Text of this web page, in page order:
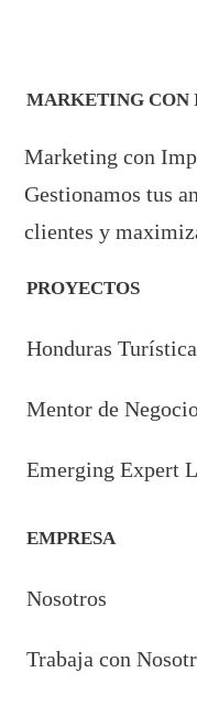
MARKETING CON
Marketing con
Gestionamos tus
clientes y
PROYECTOS
Honduras Turística
Mentor de
Emerging Expert
EMPRESA
Nosotros
Trabaja con